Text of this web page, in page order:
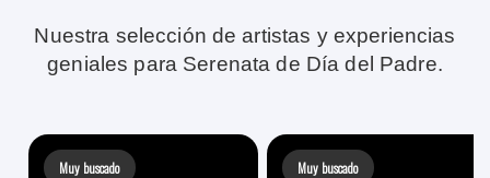
Nuestra selección de artistas y experiencias
geniales para Serenata de Día del Padre.
Muy buscado Muy buscado